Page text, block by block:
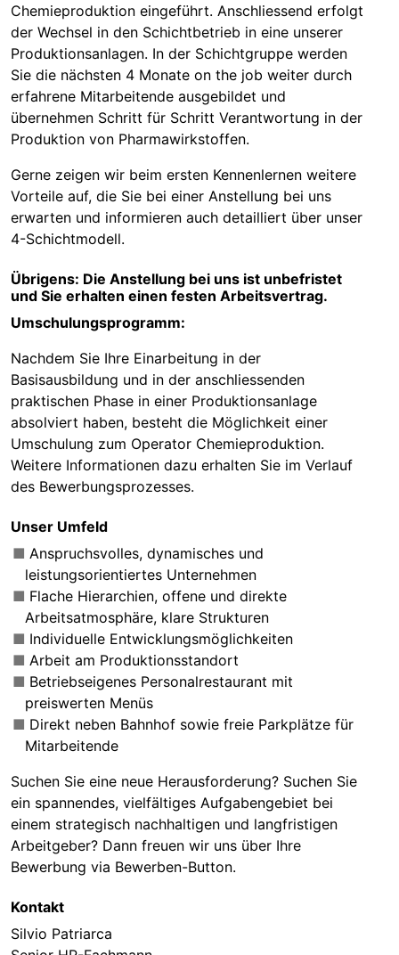
Chemieproduktion eingeführt. Anschliessend erfolgt
der Wechsel in den Schichtbetrieb in eine unserer
Produktionsanlagen. In der Schichtgruppe werden
Sie die nächsten 4 Monate on the job weiter durch
erfahrene Mitarbeitende ausgebildet und
übernehmen Schritt für Schritt Verantwortung in der
Produktion von Pharmawirkstoffen.
Gerne zeigen wir beim ersten Kennenlernen weitere
Vorteile auf, die Sie bei einer Anstellung bei uns
erwarten und informieren auch detailliert über unser
4-Schichtmodell.
Übrigens: Die Anstellung bei uns ist unbefristet
und Sie erhalten einen festen Arbeitsvertrag.
Umschulungsprogramm:
Nachdem Sie Ihre Einarbeitung in der
Basisausbildung und in der anschliessenden
praktischen Phase in einer Produktionsanlage
absolviert haben, besteht die Möglichkeit einer
Umschulung zum Operator Chemieproduktion.
Weitere Informationen dazu erhalten Sie im Verlauf
des Bewerbungsprozesses.
Unser Umfeld
Anspruchsvolles, dynamisches und
leistungsorientiertes Unternehmen
Flache Hierarchien, offene und direkte
Arbeitsatmosphäre, klare Strukturen
Individuelle Entwicklungsmöglichkeiten
Arbeit am Produktionsstandort
Betriebseigenes Personalrestaurant mit
preiswerten Menüs
Direkt neben Bahnhof sowie freie Parkplätze für
Mitarbeitende
Suchen Sie eine neue Herausforderung? Suchen Sie
ein spannendes, vielfältiges Aufgabengebiet bei
einem strategisch nachhaltigen und langfristigen
Arbeitgeber? Dann freuen wir uns über Ihre
Bewerbung via Bewerben-Button.
Kontakt
Silvio Patriarca